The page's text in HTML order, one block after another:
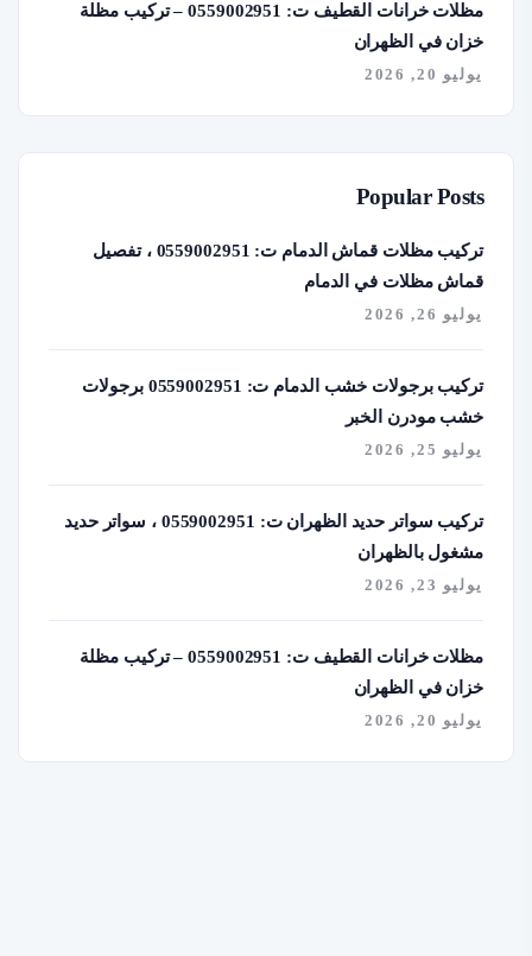
مظلات خرانات القطيف ت: 0559002951 – تركيب مظلة
خزان في الظهران
يوليو 20, 2026
Popular Posts
تركيب مظلات قماش الدمام ت: 0559002951 ، تفصيل
قماش مظلات في الدمام
يوليو 26, 2026
تركيب برجولات خشب الدمام ت: 0559002951 برجولات
خشب مودرن الخبر
يوليو 25, 2026
تركيب سواتر حديد الظهران ت: 0559002951 ، سواتر حديد
مشغول بالظهران
يوليو 23, 2026
مظلات خرانات القطيف ت: 0559002951 – تركيب مظلة
خزان في الظهران
يوليو 20, 2026